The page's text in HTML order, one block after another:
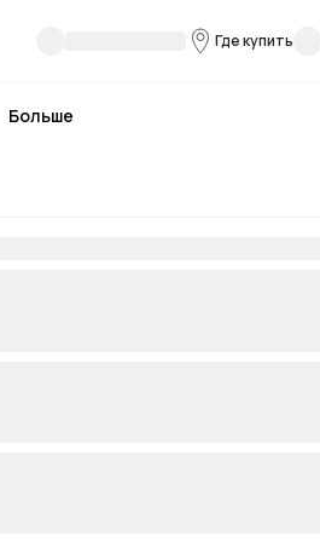
Где купить
Больше